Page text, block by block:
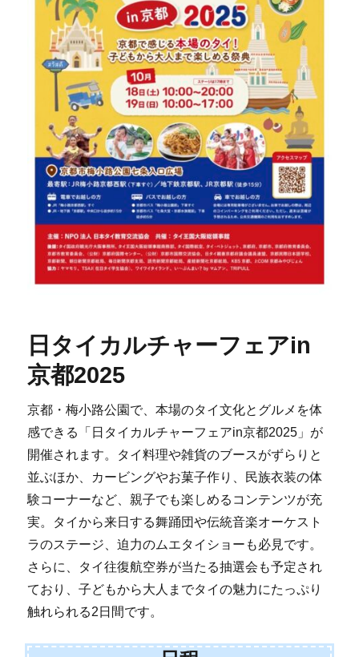
日タイカルチャーフェアin
京都2025
京都・梅小路公園で、本場のタイ文化とグルメを体
感できる「日タイカルチャーフェアin京都2025」が
開催されます。タイ料理や雑貨のブースがずらりと
並ぶほか、カービングやお菓子作り、民族衣装の体
験コーナーなど、親子でも楽しめるコンテンツが充
実。タイから来日する舞踊団や伝統音楽オーケスト
ラのステージ、迫力のムエタイショーも必見です。
さらに、タイ往復航空券が当たる抽選会も予定され
ており、子どもから大人までタイの魅力にたっぷり
触れられる2日間です。